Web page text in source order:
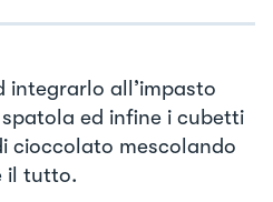
integrarlo all’impasto
ed infine i cubetti
cioccolato mescolando
il tutto.